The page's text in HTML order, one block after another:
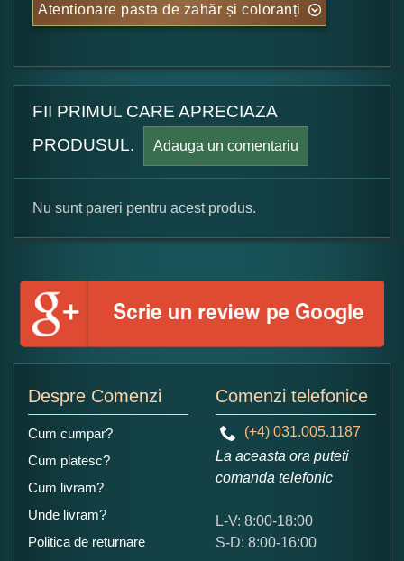
Atentionare pasta de zahăr și coloranți
FII PRIMUL CARE APRECIAZA
PRODUSUL.
Adauga un comentariu
Formular pareri client
Numele dumneavoastra:
Ce nota acordati acestui produs?
5
Nu sunt pareri pentru acest produs.
Despre Comenzi
Cum cumpar?
Cum platesc?
Cum livram?
Unde livram?
Politica de returnare
Comenzi telefonice
(+4) 031.005.1187
La aceasta ora puteti
comanda telefonic
L-V: 8:00-18:00
S-D: 8:00-16:00